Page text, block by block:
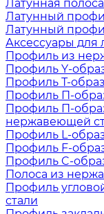
Латунная полоса
Латунный
Латунный
Аксессуары для
Профиль из
Профиль Y-
Профиль Т-
Профиль П-
Профиль П-
нержавеющей
Профиль L-
Профиль F-
Профиль C-
Полоса из
Профиль
стали